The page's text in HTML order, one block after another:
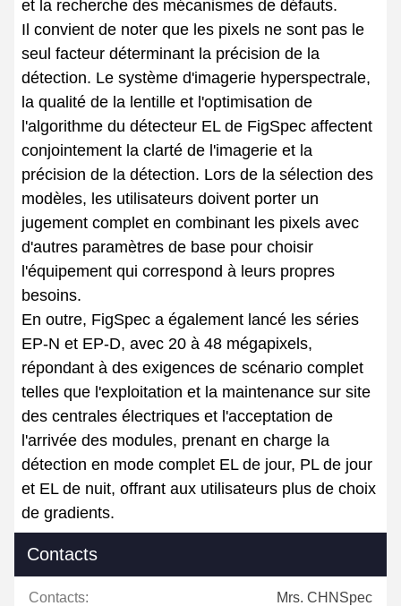
et la recherche des mécanismes de défauts.
Il convient de noter que les pixels ne sont pas le
seul facteur déterminant la précision de la
détection. Le système d'imagerie hyperspectrale,
la qualité de la lentille et l'optimisation de
l'algorithme du détecteur EL de FigSpec affectent
conjointement la clarté de l'imagerie et la
précision de la détection. Lors de la sélection des
modèles, les utilisateurs doivent porter un
jugement complet en combinant les pixels avec
d'autres paramètres de base pour choisir
l'équipement qui correspond à leurs propres
besoins.
En outre, FigSpec a également lancé les séries
EP-N et EP-D, avec 20 à 48 mégapixels,
répondant à des exigences de scénario complet
telles que l'exploitation et la maintenance sur site
des centrales électriques et l'acceptation de
l'arrivée des modules, prenant en charge la
détection en mode complet EL de jour, PL de jour
et EL de nuit, offrant aux utilisateurs plus de choix
de gradients.
Contacts
Contacts: Mrs. CHNSpec